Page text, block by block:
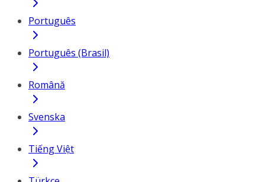
Português
Português (Brasil)
Română
Svenska
Tiếng Việt